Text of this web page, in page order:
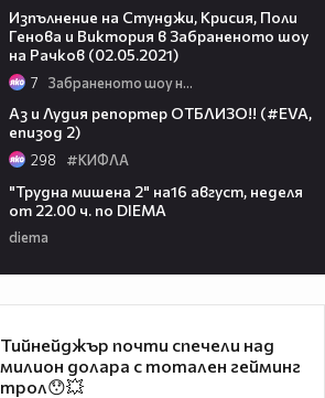
Изпълнение на Стунджи, Крисия, Поли
Генова и Виктория в Забраненото шоу
на Рачков (02.05.2021)
7 Забраненото шоу на Рачков
Аз и Лудия репортер ОТБЛИЗО!! (#EVA,
епизод 2)
298 #КИФЛА
"Трудна мишена 2" на16 август, неделя
от 22.00 ч. по DIEMA
diema
Тийнейджър почти спечели над
милион долара с тотален гейминг
трол😯💥